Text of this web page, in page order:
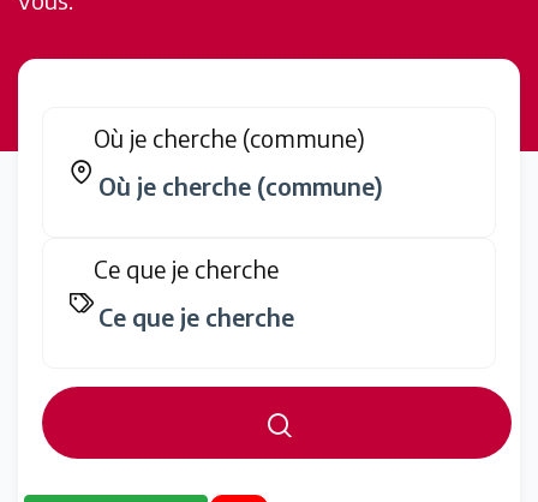
Où je cherche (commune)
Ce que je cherche